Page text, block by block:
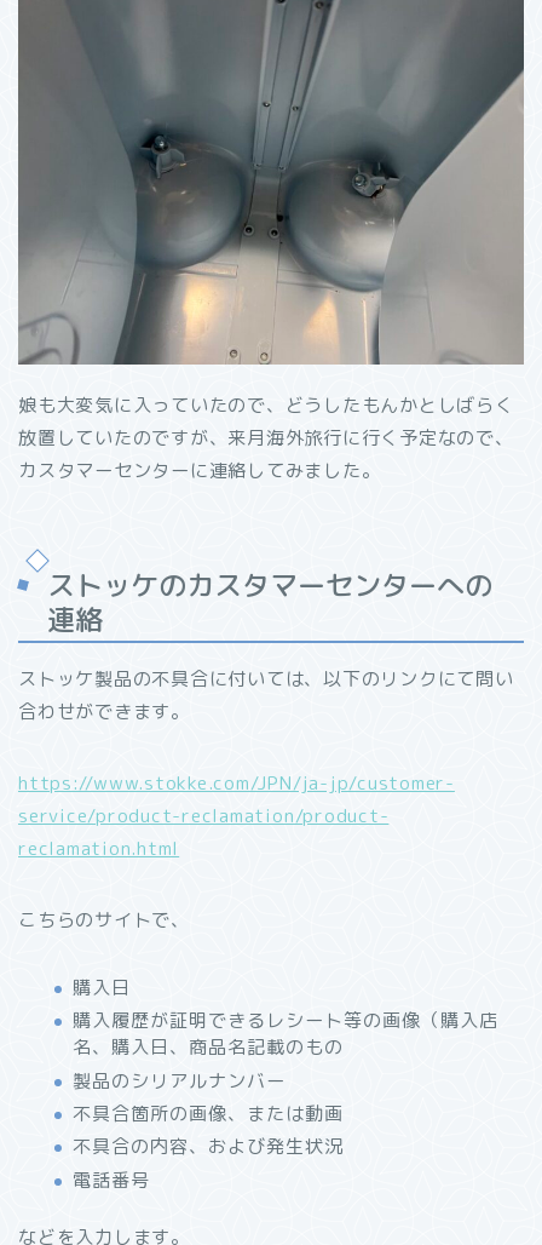
娘も大変気に入っていたので、どうしたもんかとしばらく
放置していたのですが、来月海外旅行に行く予定なので、
カスタマーセンターに連絡してみました。
ストッケのカスタマーセンターへの
連絡
ストッケ製品の不具合に付いては、以下のリンクにて問い
合わせができます。
https://www.stokke.com/JPN/ja-jp/customer-
service/product-reclamation/product-
reclamation.html
こちらのサイトで、
購入日
購入履歴が証明できるレシート等の画像（購入店
名、購入日、商品名記載のもの
製品のシリアルナンバー
不具合箇所の画像、または動画
不具合の内容、および発生状況
電話番号
などを入力します。